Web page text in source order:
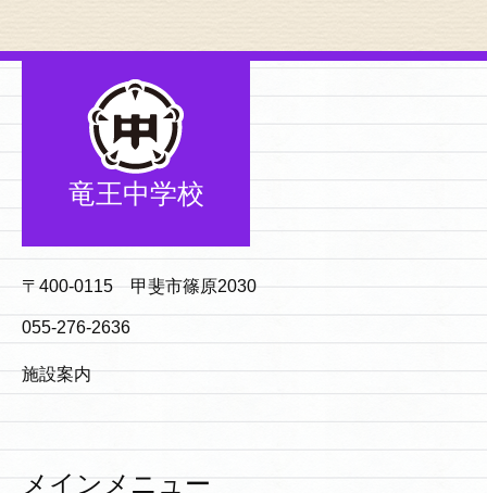
竜王中学校
〒400-0115 甲斐市篠原2030
055-276-2636
施設案内
メインメニュー